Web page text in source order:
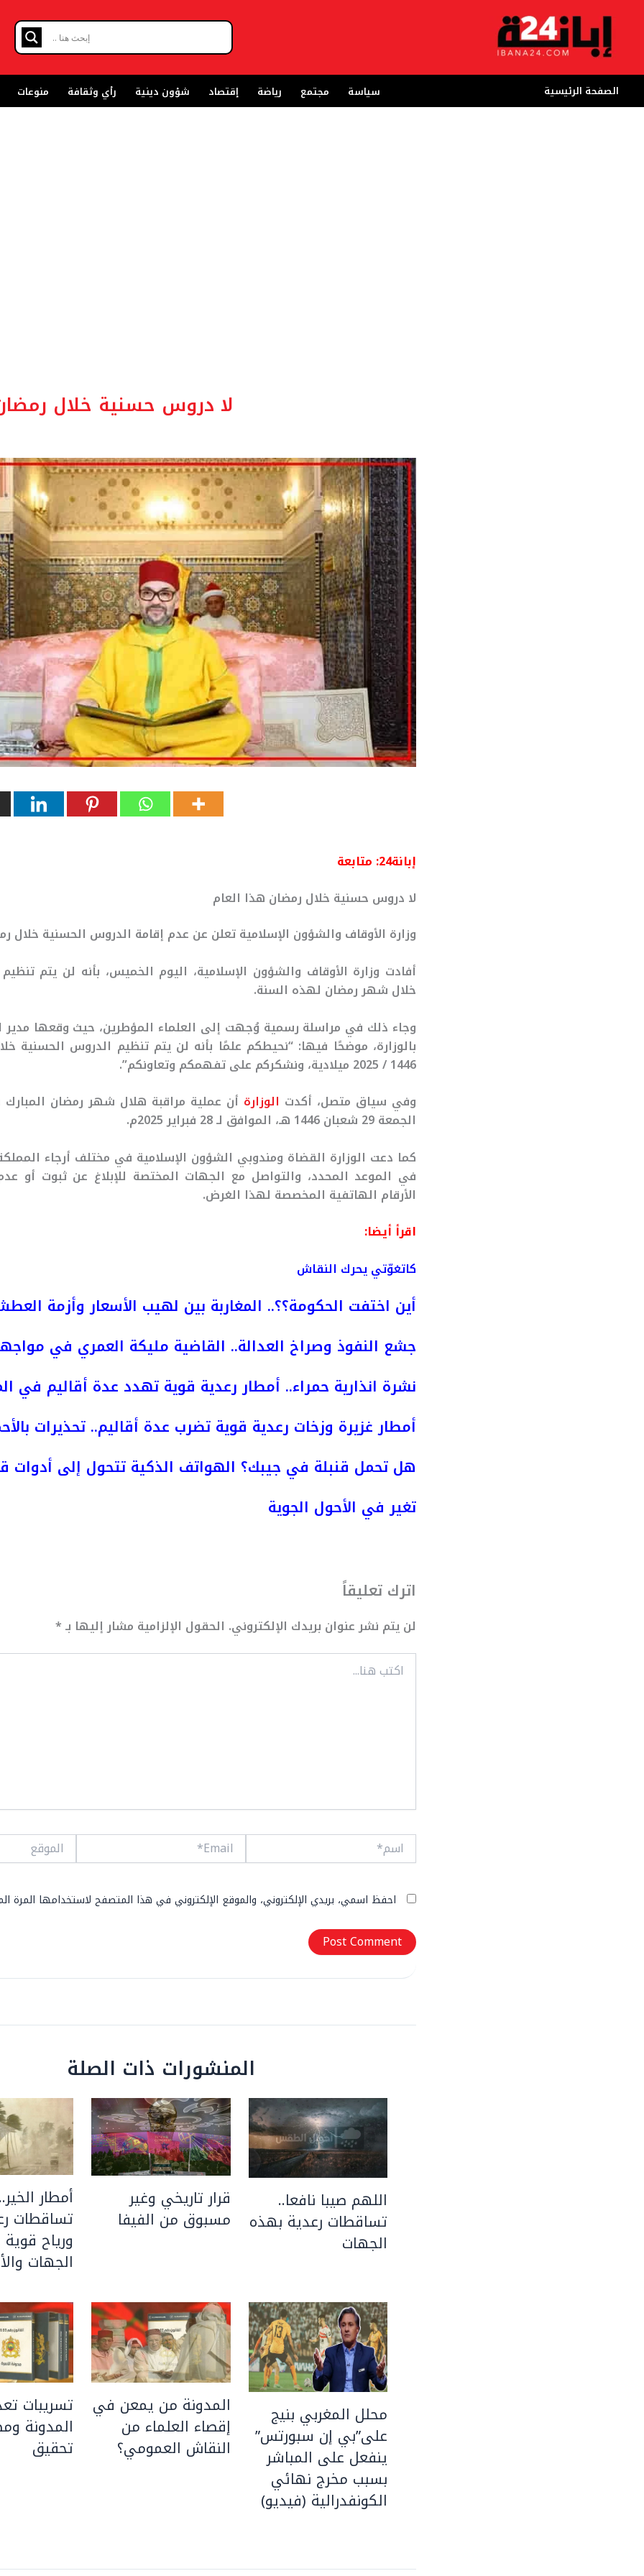
المحتوى
الصفحة الرئيسية سياسة مجتمع رياضة إقتصاد شؤون دينية رأي وثقافة منوعات
لا دروس حسنية خلال
إبانة24: متابعة
لا دروس حسنية خلال رمضان هذا العام
وزارة الأوقاف والشؤون الإسلامية تعلن عن عدم إقامة الدروس الحسنية خلال
أفادت وزارة الأوقاف والشؤون الإسلامية، اليوم الخميس، بأنه لن يتم
خلال شهر رمضان لهذه السنة.
وجاء ذلك في مراسلة رسمية وُجهت إلى العلماء المؤطرين، حيث وقعها مدير
بالوزارة، موضحًا فيها: “نحيطكم علمًا بأنه لن يتم تنظيم الدروس الحسنية
1446 / 2025 ميلادية، ونشكركم على تفهمكم وتعاونكم”.
وفي سياق متصل، أكدت الوزارة أن عملية مراقبة هلال شهر رمضان
الجمعة 29 شعبان 1446 هـ، الموافق لـ 28 فبراير 2025م.
كما دعت الوزارة القضاة ومندوبي الشؤون الإسلامية في مختلف أرجاء
في الموعد المحدد، والتواصل مع الجهات المختصة للإبلاغ عن ثبوت أو
الأرقام الهاتفية المخصصة لهذا الغرض.
اقرأ أيضا:
كاتغوّتي يحرك النقاش
أين اختفت الحكومة؟؟.. المغاربة بين لهيب الأسعار وأزمة
جشع النفوذ وصراخ العدالة.. القاضية مليكة العمري في
نشرة انذارية حمراء.. أمطار رعدية قوية تهدد عدة أقاليم في
أمطار غزيرة وزخات رعدية قوية تضرب عدة أقاليم.. تحذيرات
هل تحمل قنبلة في جيبك؟ الهواتف الذكية تتحول إلى أدوات
تغير في الأحول الجوية
اترك تعليقاً
لن يتم نشر عنوان بريدك الإلكتروني. الحقول الإلزامية مشار إليها بـ*
اكتب
هنا...
اسم* Email* الموقع
احفظ اسمي، بريدي الإلكتروني، والموقع الإلكتروني في هذا المتصفح لاستخدامها المرة
المنشورات ذات الصلة
اللهم صيبا نافعا..
تساقطات رعدية بهذه
الجهات
قرار تاريخي وغير
مسبوق من الفيفا
أمطار الخير..
تساقطات
ورياح
الجهات
محلل المغربي بنيج
على”بي إن سبورتس”
ينفعل على المباشر
بسبب مخرج نهائي
الكونفدرالية (فيديو)
المدونة من يمعن في
إقصاء العلماء من
النقاش العمومي؟
تسريبات
المدونة
تحقيق